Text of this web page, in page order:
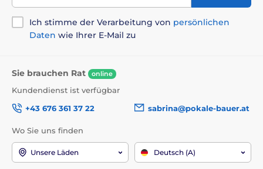
Ich stimme der Verarbeitung von persönlichen
Daten wie Ihrer E-Mail zu
Sie brauchen Rat online
Kundendienst ist verfügbar
+43 676 361 37 22
sabrina@pokale-bauer.at
Wo Sie uns finden
Unsere Läden Deutsch (A)